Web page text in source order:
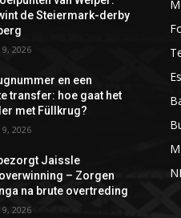
de Steiermark-derby
2026
en een
transfer: hoe gaat het
met Füllkrug?
2026
Jaissle
– Zorgen
na brute overtreding
2026